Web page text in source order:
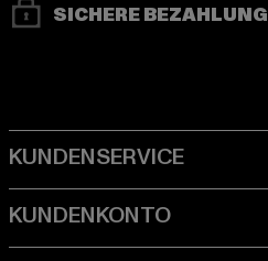
SICHERE BEZAHLUNG